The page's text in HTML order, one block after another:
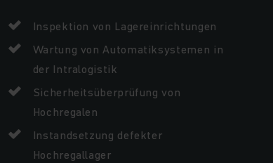
Inspektion von Lagereinrichtungen
Wartung von Automatiksystemen in
der Intralogistik
Sicherheitsüberprüfung von
Hochregalen
Instandsetzung defekter
Hochregallager